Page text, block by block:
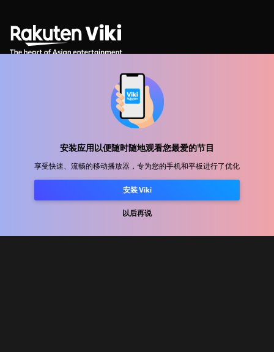
安装应用以便随时随地观看您最爱的节目
享受快速、流畅的移动播放器，专为您的手机和平板进行了优化
安装 Viki
以后再说
发行合作
新闻中心
使用条款